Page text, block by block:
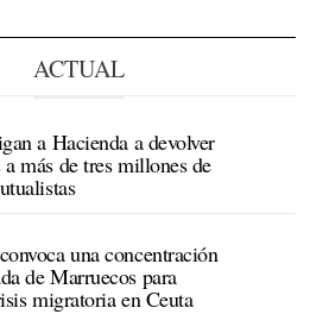
ACTUAL
a Hacienda a devolver
más de tres millones de
una concentración
de Marruecos para
migratoria en Ceuta